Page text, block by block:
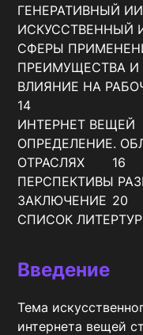
ГЕНЕРАТИВНЫЙ ИИ	5
ИСКУССТВЕННЫЙ
СФЕРЫ
ПРЕИМУЩЕСТВА И
ВЛИЯНИЕ НА
14
ИНТЕРНЕТ ВЕЩЕЙ	16
ОПРЕДЕЛЕНИЕ.
ОТРАСЛЯХ	16
ПЕРСПЕКТИВЫ
ЗАКЛЮЧЕНИЕ	20
Введение
Тема
интернета вещей